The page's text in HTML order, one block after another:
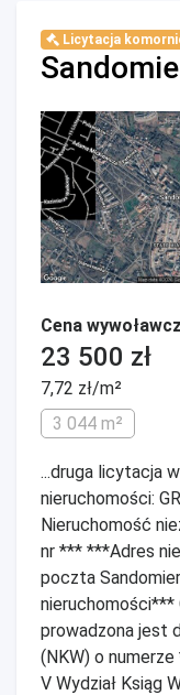
Licytacja
Cena
23 500 zł
7,72 zł/m²
3 044 m²
...druga licytacja
nieruchomości:
Nieruchomość
nr *** ***Adres
poczta
nieruchomości***
prowadzona jest
(NKW) o
V Wydział Ksiąg